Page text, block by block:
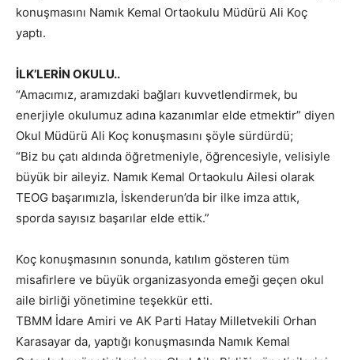
konuşmasını Namık Kemal Ortaokulu Müdürü Ali Koç
yaptı.
İLK’LERİN OKULU..
“Amacımız, aramızdaki bağları kuvvetlendirmek, bu
enerjiyle okulumuz adına kazanımlar elde etmektir” diyen
Okul Müdürü Ali Koç konuşmasını şöyle sürdürdü;
“Biz bu çatı aldında öğretmeniyle, öğrencesiyle, velisiyle
büyük bir aileyiz. Namık Kemal Ortaokulu Ailesi olarak
TEOG başarımızla, İskenderun’da bir ilke imza attık,
sporda sayısız başarılar elde ettik.”
Koç konuşmasının sonunda, katılım gösteren tüm
misafirlere ve büyük organizasyonda emeği geçen okul
aile birliği yönetimine teşekkür etti.
TBMM İdare Amiri ve AK Parti Hatay Milletvekili Orhan
Karasayar da, yaptığı konuşmasında Namık Kemal